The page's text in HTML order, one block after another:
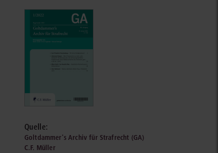
Quelle:
Goltdammer's Archiv für Strafrecht (GA)
C.F. Müller